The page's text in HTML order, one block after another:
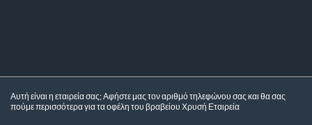
Αυτή είναι η εταιρεία σας; Αφήστε μας τον αριθμό τηλεφώνου σας και θα σας
πούμε περισσότερα για ταοφέλη του βραβείου Χρυσή Εταιρεία